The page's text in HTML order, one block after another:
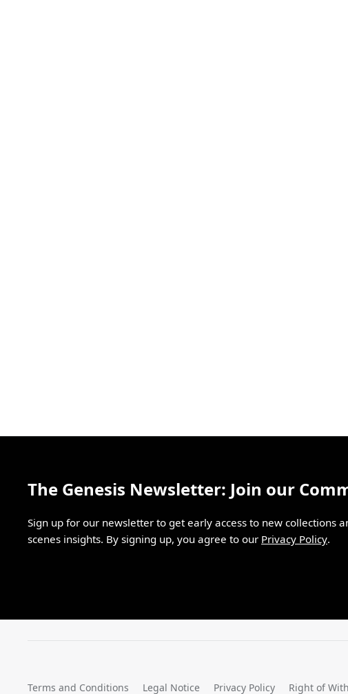
The Genesis Newsletter: Join our
Sign up for our newsletter to get early access to new collections
scenes insights. By signing up, you agree to our Privacy Policy.
Terms and Conditions Legal Notice Privacy Policy Right of